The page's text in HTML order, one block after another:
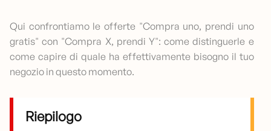
Qui confrontiamo le offerte "Compra uno, prendi uno
gratis" con "Compra X, prendi Y": come distinguerle e
come capire di quale ha effettivamente bisogno il tuo
negozio in questo momento.
Riepilogo